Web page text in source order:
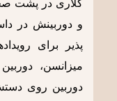
کلاری در پشت
و دوربینش در
پذیر برای
میزانسن،
دوربین روی